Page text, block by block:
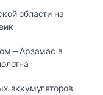
области на
– Арзамас в
аккумуляторов